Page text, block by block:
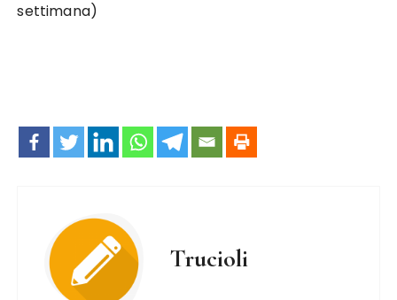
settimana)
Trucioli